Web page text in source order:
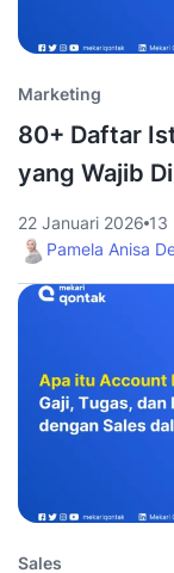
Marketing
80+ Daftar
yang Wajib
22 Januari 2026 13
Pamela Anisa
Sales